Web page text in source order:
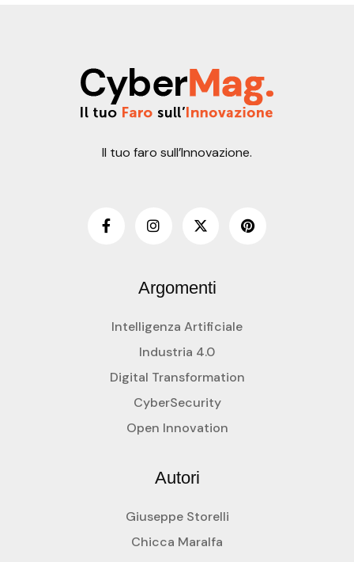
Il tuo faro sull’Innovazione.
Argomenti
Intelligenza Artificiale
Industria 4.0
Digital Transformation
CyberSecurity
Open Innovation
Autori
Giuseppe Storelli
Chicca Maralfa